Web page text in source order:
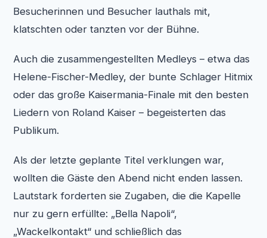
Besucherinnen und Besucher lauthals mit,
klatschten oder tanzten vor der Bühne.
Auch die zusammengestellten Medleys – etwa das
Helene-Fischer-Medley, der bunte Schlager Hitmix
oder das große Kaisermania-Finale mit den besten
Liedern von Roland Kaiser – begeisterten das
Publikum.
Als der letzte geplante Titel verklungen war,
wollten die Gäste den Abend nicht enden lassen.
Lautstark forderten sie Zugaben, die die Kapelle
nur zu gern erfüllte: „Bella Napoli“,
„Wackelkontakt“ und schließlich das